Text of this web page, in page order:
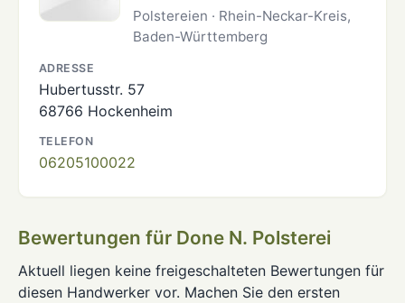
Polstereien · Rhein-Neckar-Kreis,
Baden-Württemberg
ADRESSE
Hubertusstr. 57
68766 Hockenheim
TELEFON
06205100022
Bewertungen für Done N. Polsterei
Aktuell liegen keine freigeschalteten Bewertungen für
diesen Handwerker vor. Machen Sie den ersten